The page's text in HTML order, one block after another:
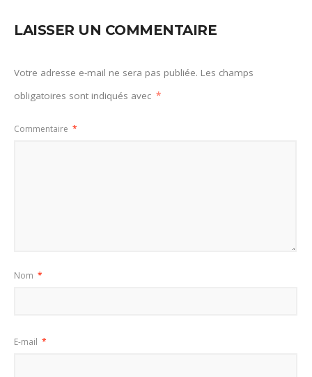
LAISSER UN COMMENTAIRE
Votre adresse e-mail ne sera pas publiée. Les champs
obligatoires sont indiqués avec *
Commentaire *
Nom *
E-mail *